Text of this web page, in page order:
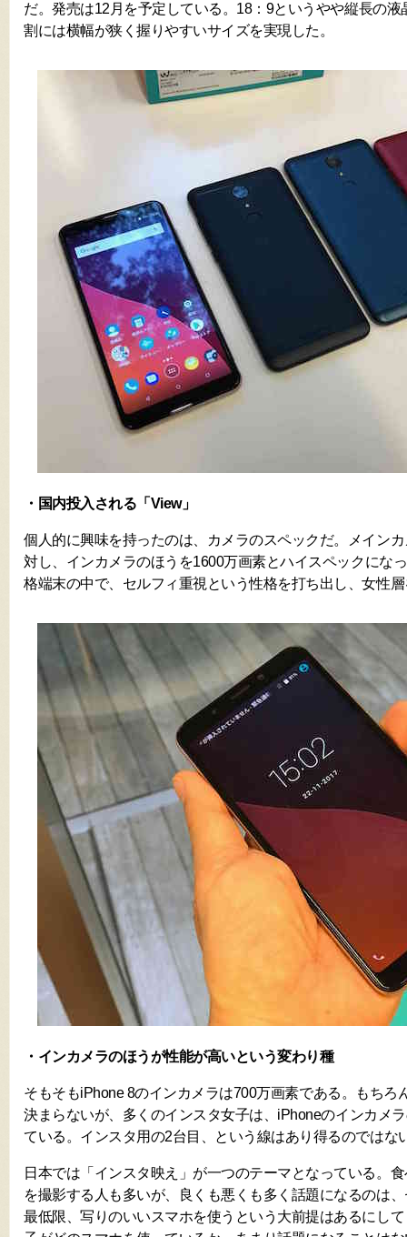
だ。発売は12月を予定している。18：9というやや縦長の
割には横幅が狭く握りやすいサイズを実現した。
・国内投入される「View」
個人的に興味を持ったのは、カメラのスペックだ。メイン
対し、インカメラのほうを1600万画素とハイスペックにな
格端末の中で、セルフィ重視という性格を打ち出し、女性
・インカメラのほうが性能が高いという変わり種
そもそもiPhone 8のインカメラは700万画素である。もちろ
決まらないが、多くのインスタ女子は、iPhoneのインカメ
ている。インスタ用の2台目、という線はあり得るのではな
日本では「インスタ映え」が一つのテーマとなっている。
を撮影する人も多いが、良くも悪くも多く話題になるのは
最低限、写りのいいスマホを使うという大前提はあるにし